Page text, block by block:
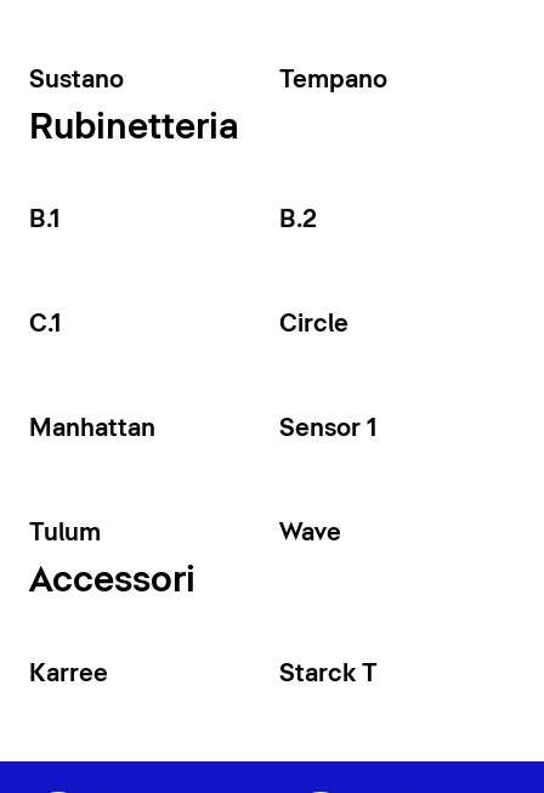
Sustano Tempano
Rubinetteria
B.1 B.2
C.1 Circle
Manhattan Sensor 1
Tulum Wave
Accessori
Karree Starck T